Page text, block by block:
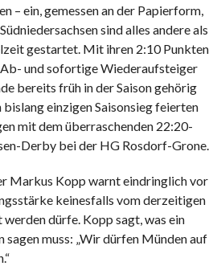
– ein, gemessen an der Papierform,
sind alles andere als
gestartet. Mit ihren 2:10 Punkten
und sofortige Wiederaufsteiger
bereits früh in der Saison gehörig
einzigen Saisonsieg feierten
mit dem überraschenden 22:20-
Derby bei der HG Rosdorf-Grone.
Markus Kopp warnt eindringlich vor
keinesfalls vom derzeitigen
dürfe. Kopp sagt, was ein
sagen muss: „Wir dürfen Münden auf